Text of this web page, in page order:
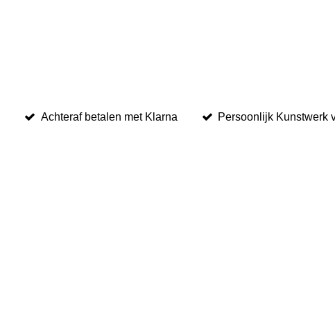
Achteraf betalen met Klarna Persoonlijk Kunstwerk